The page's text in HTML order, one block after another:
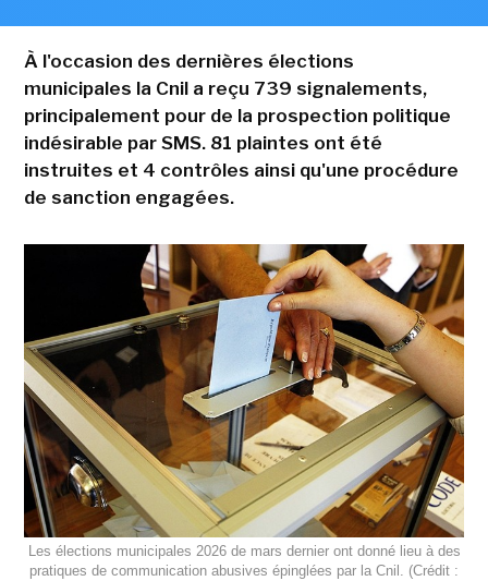
À l'occasion des dernières élections
municipales la Cnil a reçu 739 signalements,
principalement pour de la prospection politique
indésirable par SMS. 81 plaintes ont été
instruites et 4 contrôles ainsi qu'une procédure
de sanction engagées.
Les élections municipales 2026 de mars dernier ont donné lieu à des
pratiques de communication abusives épinglées par la Cnil. (Crédit :